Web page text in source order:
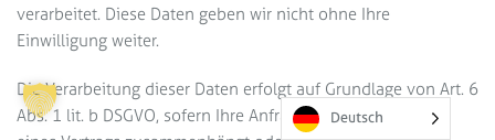
verarbeitet. Diese Daten geben wir nicht ohne Ihre
Einwilligung weiter.
Die Verarbeitung dieser Daten erfolgt auf Grundlage von Art. 6
Abs. 1 lit. b DSGVO, sofern Ihre Anfrage mit der Erfüllung
Deutsch